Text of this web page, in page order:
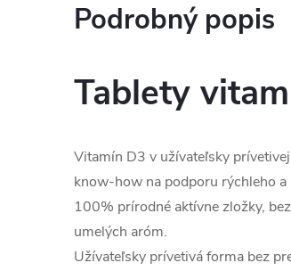
Podrobný popis
Tablety
Vitamín D3 v užívateľsky
know-how na podporu rýchleho a
100% prírodné aktívne zložky,
umelých aróm.
Užívateľsky prívetivá forma bez